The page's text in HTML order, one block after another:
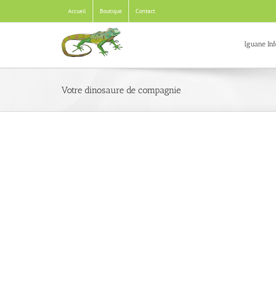
contenu
Accueil Boutique Contact
Iguane
Votre dinosaure de compagnie